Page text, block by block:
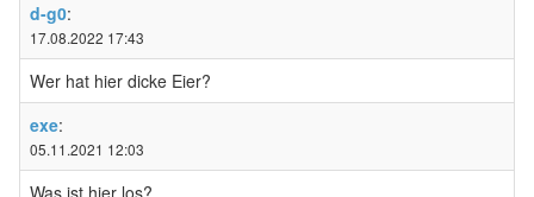
d-g0:
17.08.2022 17:43
Wer hat hier dicke Eier?
exe:
05.11.2021 12:03
Was ist hier los?